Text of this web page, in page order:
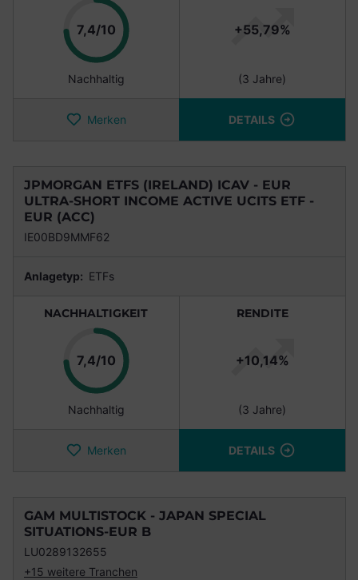
7,4/10Punkte
Nachhaltig
+55,79%
(3 Jahre)
Merken DETAILS
JPMORGAN ETFS (IRELAND) ICAV - EUR
ULTRA-SHORT INCOME ACTIVE UCITS ETF -
EUR (ACC)
IE00BD9MMF62
Anlagetyp: ETFs
NACHHALTIGKEIT
7,4/10Punkte
Nachhaltig
RENDITE
+10,14%
(3 Jahre)
Merken DETAILS
GAM MULTISTOCK - JAPAN SPECIAL
SITUATIONS-EUR B
LU0289132655
+15 weitere Tranchen